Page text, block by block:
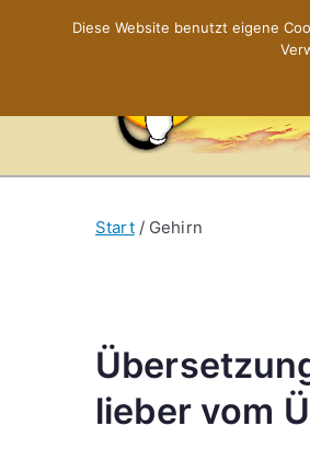
Start Gehirn
lieber vom
Diese Website benutzt eigene